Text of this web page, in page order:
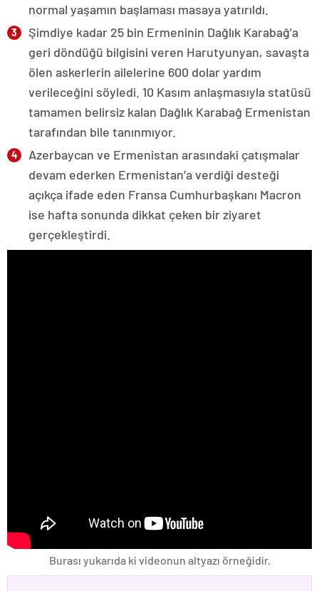
normal yaşamın başlaması masaya yatırıldı.
Şimdiye kadar 25 bin Ermeninin Dağlık Karabağ’a
geri döndüğü bilgisini veren Harutyunyan, savaşta
ölen askerlerin ailelerine 600 dolar yardım
verileceğini söyledi. 10 Kasım anlaşmasıyla statüsü
tamamen belirsiz kalan Dağlık Karabağ Ermenistan
tarafından bile tanınmıyor.
Azerbaycan ve Ermenistan arasındaki çatışmalar
devam ederken Ermenistan’a verdiği desteği
açıkça ifade eden Fransa Cumhurbaşkanı Macron
ise hafta sonunda dikkat çeken bir ziyaret
gerçekleştirdi.
Burası yukarıda ki videonun altyazı örneğidir.